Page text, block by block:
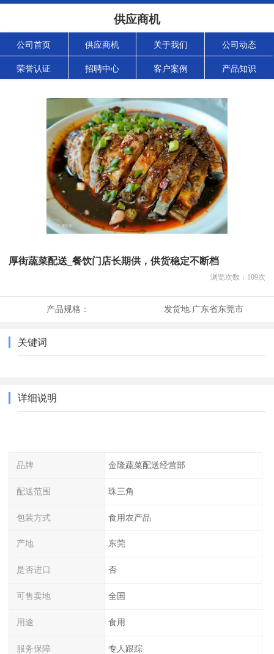
供应商机
公司首页 供应商机 关于我们 公司动态
荣誉认证 招聘中心 客户案例 产品知识
厚街蔬菜配送_餐饮门店长期供，供货稳定不断档
浏览次数： 109次
产品规格： 发货地:广东省东莞市
关键词
详细说明
品牌 金隆蔬菜配送经营部
配送范围 珠三角
包装方式 食用农产品
产地 东莞
是否进口 否
可售卖地 全国
用途 食用
服务保障 专人跟踪